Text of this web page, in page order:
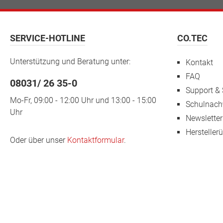
SERVICE-HOTLINE
Unterstützung und Beratung unter:
08031/ 26 35-0
Mo-Fr, 09:00 - 12:00 Uhr und 13:00 - 15:00
Uhr
Oder über unser Kontaktformular.
CO.TEC
Kontakt
FAQ
Support &
Newsletter